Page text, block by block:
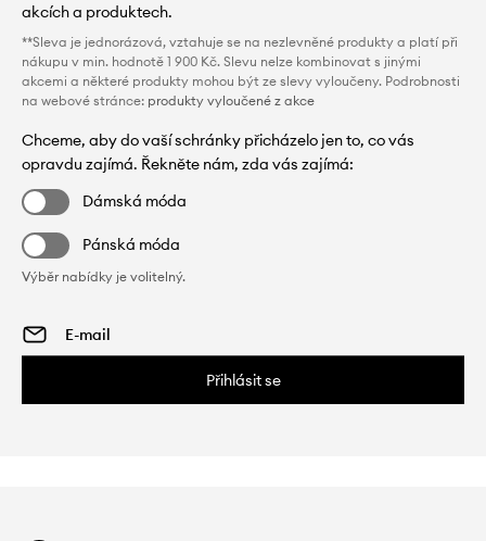
akcích a produktech.
**Sleva je jednorázová, vztahuje se na nezlevněné produkty a platí při
nákupu v min. hodnotě 1 900 Kč. Slevu nelze kombinovat s jinými
akcemi a některé produkty mohou být ze slevy vyloučeny. Podrobnosti
na webové stránce: produkty vyloučené z akce
Chceme, aby do vaší schránky přicházelo jen to, co vás
opravdu zajímá. Řekněte nám, zda vás zajímá:
Dámská móda
Pánská móda
Výběr nabídky je volitelný.
Přihlásit se